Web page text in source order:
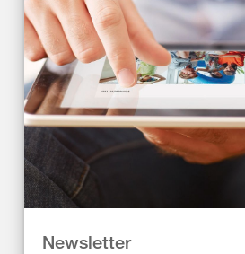
Newsletter